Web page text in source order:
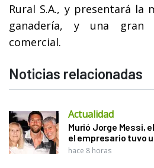
Rural S.A., y presentará la
ganadería, y una gran
comercial.
Noticias relacionadas
Actualidad
Murió Jorge Messi,
el empresario tuvo
hace 8 horas